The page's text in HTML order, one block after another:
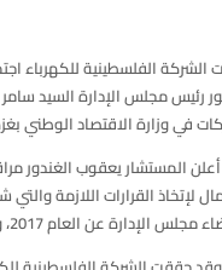
الشركة الفلسطينية للكهرباء
رئيس مجلس الإدارة السيد
في وزارة الاقتصاد الوطني
المستشار يعقوب الغندور
2017، وموافقة الهيئة العامة على إعادة تعيين إرنست ويونغ كمدقق خارجي للحسابات للعام 2018 وتفويض المجلس بتحديد الاتعاب.